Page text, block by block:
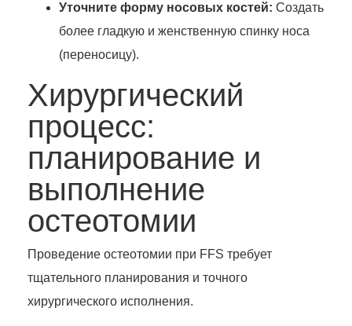
Уточните форму носовых костей: Создать
более гладкую и женственную спинку носа
(переносицу).
Хирургический
процесс:
планирование и
выполнение
остеотомии
Проведение остеотомии при FFS требует
тщательного планирования и точного
хирургического исполнения.